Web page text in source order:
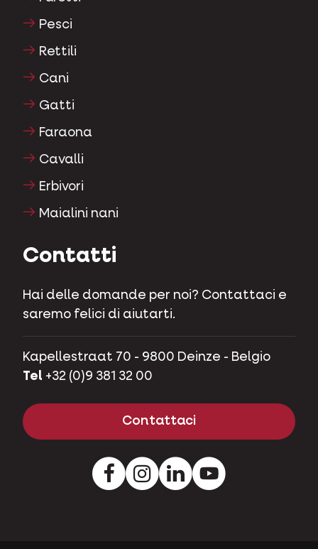
Pesci
Rettili
Cani
Gatti
Faraona
Cavalli
Erbivori
Maialini nani
Contatti
Hai delle domande per noi? Contattaci e
saremo felici di aiutarti.
Kapellestraat 70 - 9800 Deinze - Belgio
Tel +32 (0)9 381 32 00
Contattaci
FacebookInstagramLinkedInYoutube